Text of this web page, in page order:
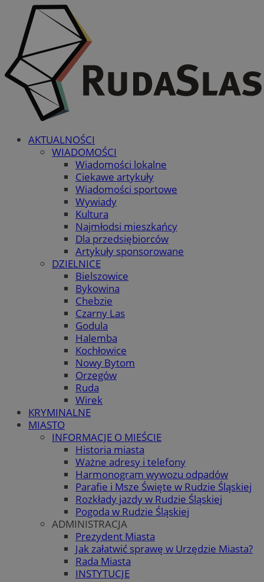
AKTUALNOŚCI
WIADOMOŚCI
Wiadomości lokalne
Ciekawe artykuły
Wiadomości sportowe
Wywiady
Kultura
Najmłodsi mieszkańcy
Dla przedsiębiorców
Artykuły sponsorowane
DZIELNICE
Bielszowice
Bykowina
Chebzie
Czarny Las
Godula
Halemba
Kochłowice
Nowy Bytom
Orzegów
Ruda
Wirek
KRYMINALNE
MIASTO
INFORMACJE O MIEŚCIE
Historia miasta
Ważne adresy i telefony
Harmonogram wywozu odpadów
Parafie i Msze Święte w Rudzie Śląskiej
Rozkłady jazdy w Rudzie Śląskiej
Pogoda w Rudzie Śląskiej
ADMINISTRACJA
Prezydent Miasta
Jak załatwić sprawę w Urzędzie Miasta?
Rada Miasta
INSTYTUCJE